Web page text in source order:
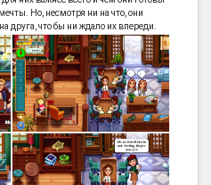
Но, несмотря ни на что, они
друга, что бы ни ждало их впереди.